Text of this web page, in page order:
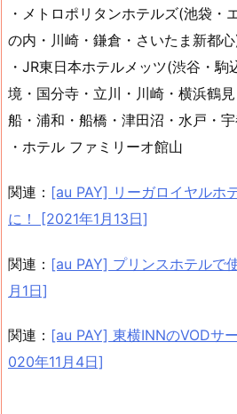
・メトロポリタンホテルズ(池袋・
の内・川崎・鎌倉・さいたま新都心
・JR東日本ホテルメッツ(渋谷・
境・国分寺・立川・川崎・横浜鶴
船・浦和・船橋・津田沼・水戸・
・ホテル ファミリーオ館山
関連： [au PAY] リーガロイヤルホ
に！ [2021年1月13日]
関連： [au PAY] プリンスホテルで
月1日]
関連： [au PAY] 東横INNのVODサ
020年11月4日]